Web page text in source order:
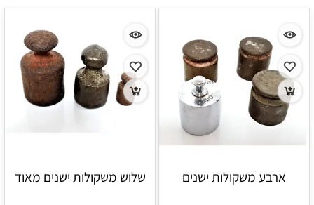
ארבע משקולות ישנים שלוש משקולות ישנים מאוד